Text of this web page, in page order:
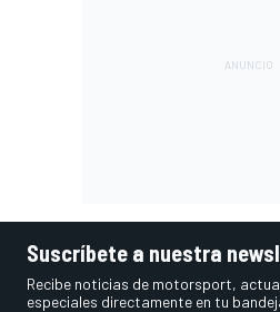
Suscríbete a nuestra
Recibe noticias de motorsport,
especiales directamente en tu